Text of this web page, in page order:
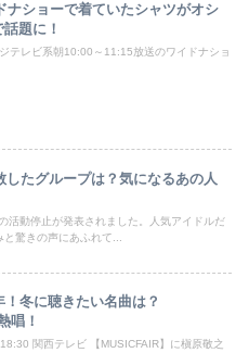
ナショーで着ていたシャツがオシ
題に！
テレビ系朝10:00～11:15放送のワイドナショ
したグループは？気になるあの人
活動停止が発表されました。人気アイドルだ
驚きの声にあふれて...
！冬に聴きたい名曲は？
唱！
関西テレビ 【MUSICFAIR】に槇原敬之